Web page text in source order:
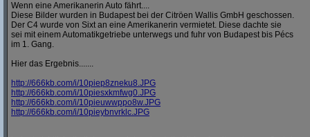
Wenn eine Amerikanerin Auto fährt....
Diese Bilder wurden in Budapest bei der Citröen Wallis GmbH geschossen.
Der C4 wurde von Sixt an eine Amerikanerin vermietet. Diese dachte sie
sei mit einem Automatikgetriebe unterwegs und fuhr von Budapest bis Pécs
im 1. Gang.
Hier das Ergebnis.......
http://666kb.com/i/10piep8zneku8.JPG
http://666kb.com/i/10piesxkmfwg0.JPG
http://666kb.com/i/10pieuwwppo8w.JPG
http://666kb.com/i/10pieybnvrklc.JPG